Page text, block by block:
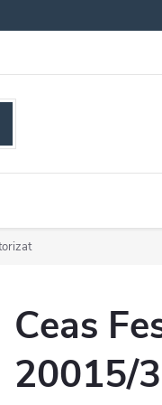
Ceas
20015/3